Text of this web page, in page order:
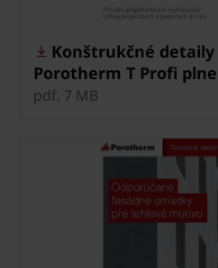
Konštrukčné detaily
Porotherm T Profi
vlnou
pdf, 7 MB